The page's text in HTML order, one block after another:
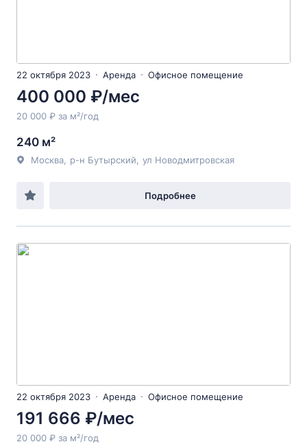
22 октября 2023 Аренда Офисное помещение
400 000 ₽/мес
20 000 ₽ за м²/год
240 м²
Москва р-н Бутырский ул Новодмитровская
Подробнее
22 октября 2023 Аренда Офисное помещение
191 666 ₽/мес
20 000 ₽ за м²/год